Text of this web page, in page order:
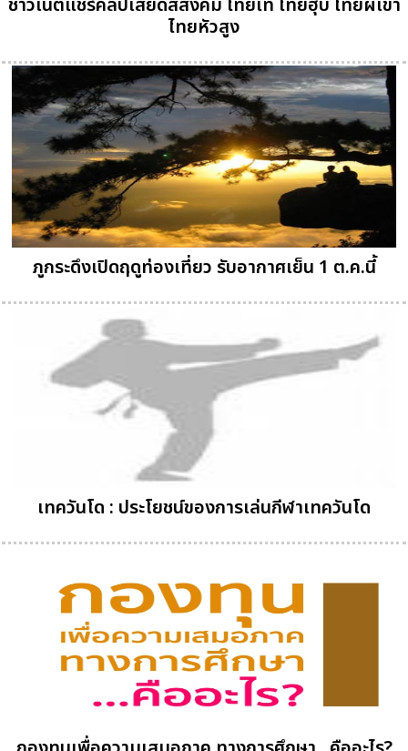
ชาวเน็ตแชร์คลิปเสียดสีสังคม ไทยเท ไทยฮุบ ไทยผีเข้า
ไทยหัวสูง
ภูกระดึงเปิดฤดูท่องเที่ยว รับอากาศเย็น 1 ต.ค.นี้
เทควันโด : ประโยชน์ของการเล่นกีฬาเทควันโด